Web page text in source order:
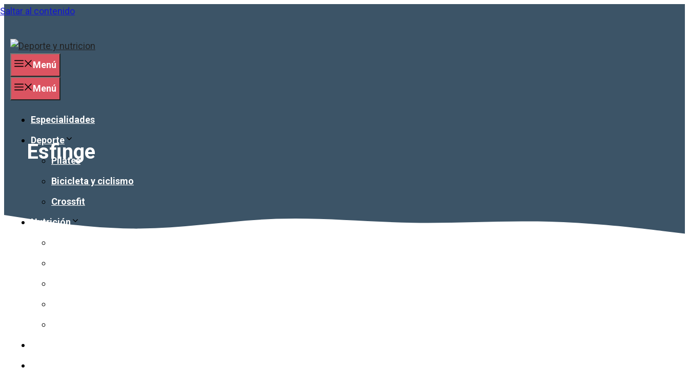
Saltar al contenido
Menú
Menú
Especialidades
Deporte
Pilates
Bicicleta y ciclismo
Crossfit
Nutrición
Esfinge